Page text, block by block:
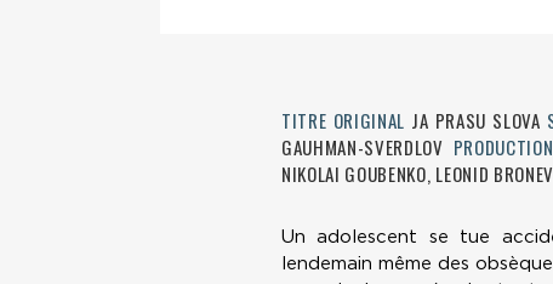
TITRE ORIGINAL JA PRASU SLOVA
GAUHMAN-SVERDLOV PRODUCTION
NIKOLAI GOUBENKO, LEONID
Un adolescent se tue
lendemain même des